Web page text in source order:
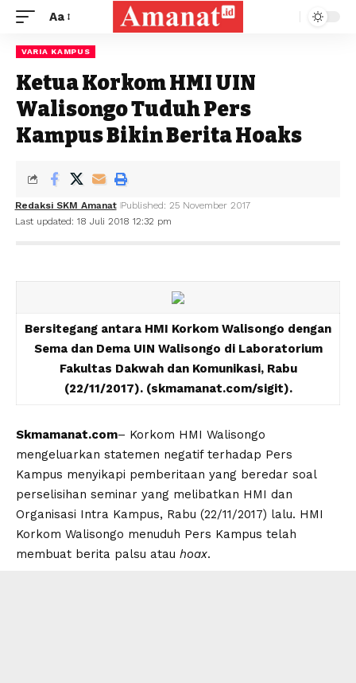
Aa
VARIA KAMPUS
Ketua Korkom HMI UIN
Walisongo Tuduh Pers
Kampus Bikin Berita Hoaks
Last updated: 18 Juli 2018 12:32 pm
Redaksi SKM Amanat Published: 25 November 2017
Bersitegang antara HMI Korkom Walisongo dengan
Sema dan Dema UIN Walisongo di Laboratorium
Fakultas Dakwah dan Komunikasi, Rabu
(22/11/2017). (skmamanat.com/sigit).
Skmamanat.com– Korkom HMI Walisongo
mengeluarkan statemen negatif terhadap Pers
Kampus menyikapi pemberitaan yang beredar soal
perselisihan seminar yang melibatkan HMI dan
Organisasi Intra Kampus, Rabu (22/11/2017) lalu. HMI
Korkom Walisongo menuduh Pers Kampus telah
membuat berita palsu atau hoax.